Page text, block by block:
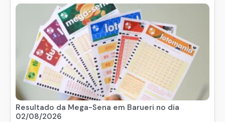
Resultado da Mega-Sena em Barueri no dia
02/08/2026